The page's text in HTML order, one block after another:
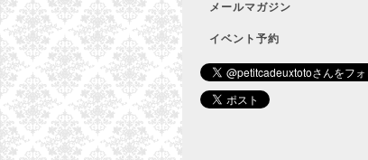
メールマガジン
イベント予約